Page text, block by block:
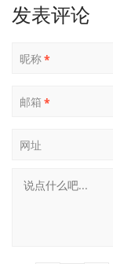
发表评论
昵称*
邮箱 *
网址